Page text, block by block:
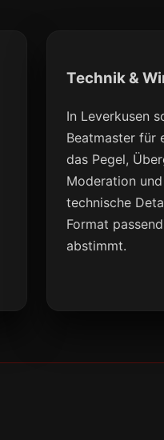
Technik &
In Leverkusen
Beatmaster für
das Pegel,
Moderation und
technische
Format passend
abstimmt.